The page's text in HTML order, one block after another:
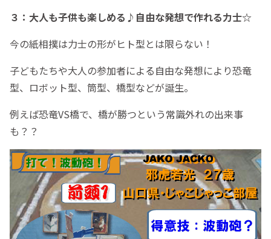
３：大人も子供も楽しめる♪自由な発想で作れる力士☆
今の紙相撲は力士の形がヒト型とは限らない！
子どもたちや大人の参加者による自由な発想により恐竜
型、ロボット型、筒型、橋型などが誕生。
例えば恐竜VS橋で、橋が勝つという常識外れの出来事
も？？